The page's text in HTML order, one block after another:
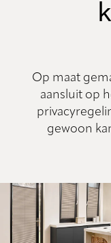
Op maat
aansluit op
gewoon